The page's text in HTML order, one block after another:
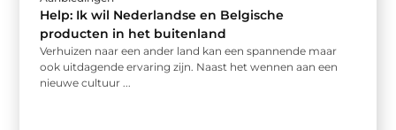
Help: Ik wil Nederlandse en Belgische
producten in het buitenland
Verhuizen naar een ander land kan een spannende maar
ook uitdagende ervaring zijn. Naast het wennen aan een
nieuwe cultuur ...